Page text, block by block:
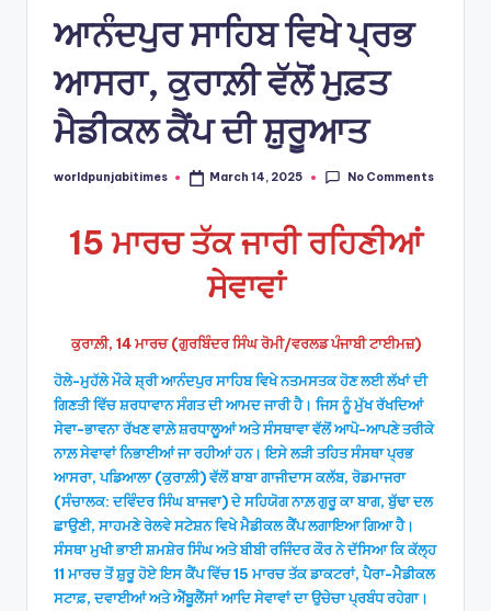
ਆਨੰਦਪੁਰ ਸਾਹਿਬ ਵਿਖੇ ਪ੍ਰਭ
ਆਸਰਾ, ਕੁਰਾਲ਼ੀ ਵੱਲੋਂ ਮੁਫ਼ਤ
ਮੈਡੀਕਲ ਕੈਂਪ ਦੀ ਸ਼ੁਰੂਆਤ
Posted
worldpunjabitimes March 14, 2025 No Comments
15 ਮਾਰਚ ਤੱਕ ਜਾਰੀ ਰਹਿਣੀਆਂ
ਸੇਵਾਵਾਂ
ਕੁਰਾਲ਼ੀ, 14 ਮਾਰਚ (ਗੁਰਬਿੰਦਰ ਸਿੰਘ ਰੋਮੀ/ਵਰਲਡ ਪੰਜਾਬੀ ਟਾਈਮਜ਼)
ਹੋਲੇ-ਮੁਹੱਲੇ ਮੌਕੇ ਸ਼੍ਰੀ ਆਨੰਦਪੁਰ ਸਾਹਿਬ ਵਿਖੇ ਨਤਮਸਤਕ ਹੋਣ ਲਈ ਲੱਖਾਂ ਦੀ
ਗਿਣਤੀ ਵਿੱਚ ਸ਼ਰਧਾਵਾਨ ਸੰਗਤ ਦੀ ਆਮਦ ਜਾਰੀ ਹੈ। ਜਿਸ ਨੂੰ ਮੁੱਖ ਰੱਖਦਿਆਂ
ਸੇਵਾ-ਭਾਵਨਾ ਰੱਖਣ ਵਾਲ਼ੇ ਸ਼ਰਧਾਲੂਆਂ ਅਤੇ ਸੰਸਥਾਵਾ ਵੱਲੋਂ ਆਪੋ-ਆਪਣੇ ਤਰੀਕੇ
ਨਾਲ਼ ਸੇਵਾਵਾਂ ਨਿਭਾਈਆਂ ਜਾ ਰਹੀਆਂ ਹਨ। ਇਸੇ ਲੜੀ ਤਹਿਤ ਸੰਸਥਾ ਪ੍ਰਭ
ਆਸਰਾ, ਪਡਿਆਲਾ (ਕੁਰਾਲ਼ੀ) ਵੱਲੋਂ ਬਾਬਾ ਗਾਜੀਦਾਸ ਕਲੱਬ, ਰੋਡਮਾਜਰਾ
(ਸੰਚਾਲਕ: ਦਵਿੰਦਰ ਸਿੰਘ ਬਾਜਵਾ) ਦੇ ਸਹਿਯੋਗ ਨਾਲ਼ ਗੁਰੂ ਕਾ ਬਾਗ, ਬੁੱਢਾ ਦਲ
ਛਾਉਣੀ, ਸਾਹਮਣੇ ਰੇਲਵੇ ਸਟੇਸ਼ਨ ਵਿਖੇ ਮੈਡੀਕਲ ਕੈਂਪ ਲਗਾਇਆ ਗਿਆ ਹੈ।
ਸੰਸਥਾ ਮੁਖੀ ਭਾਈ ਸ਼ਮਸ਼ੇਰ ਸਿੰਘ ਅਤੇ ਬੀਬੀ ਰਜਿੰਦਰ ਕੌਰ ਨੇ ਦੱਸਿਆ ਕਿ ਕੱਲ੍ਹ
11 ਮਾਰਚ ਤੋਂ ਸ਼ੁਰੂ ਹੋਏ ਇਸ ਕੈਂਪ ਵਿੱਚ 15 ਮਾਰਚ ਤੱਕ ਡਾਕਟਰਾਂ, ਪੈਰਾ-ਮੈਡੀਕਲ
ਸਟਾਫ਼, ਦਵਾਈਆਂ ਅਤੇ ਐਂਬੂਲੈਂਸਾਂ ਆਦਿ ਸੇਵਾਵਾਂ ਦਾ ਉਚੇਚਾ ਪ੍ਰਬੰਧ ਰਹੇਗਾ।